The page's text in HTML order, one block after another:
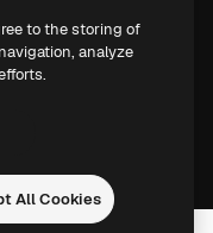
to the storing of
analyze
All Cookies